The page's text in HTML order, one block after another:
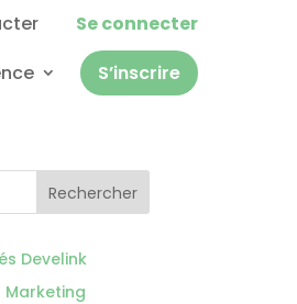
Se connecter
S’inscrire
Rechercher
Develink